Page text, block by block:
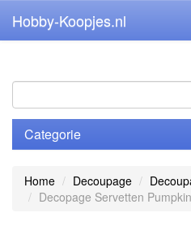
Hobby-Koopjes.nl
Categorie
Home Decoupage
Decopage Servetten